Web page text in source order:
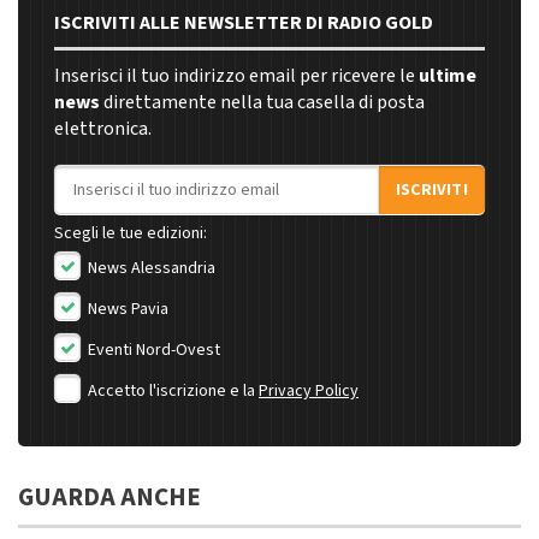
ISCRIVITI ALLE NEWSLETTER DI RADIO GOLD
Inserisci il tuo indirizzo email per ricevere le ultime
newsdirettamente nella tua casella di posta
elettronica.
Indirizzo email
ISCRIVITI
Scegli le tue edizioni:
News Alessandria
News Pavia
Eventi Nord-Ovest
Accetto l'iscrizione e la Privacy Policy
GUARDA ANCHE